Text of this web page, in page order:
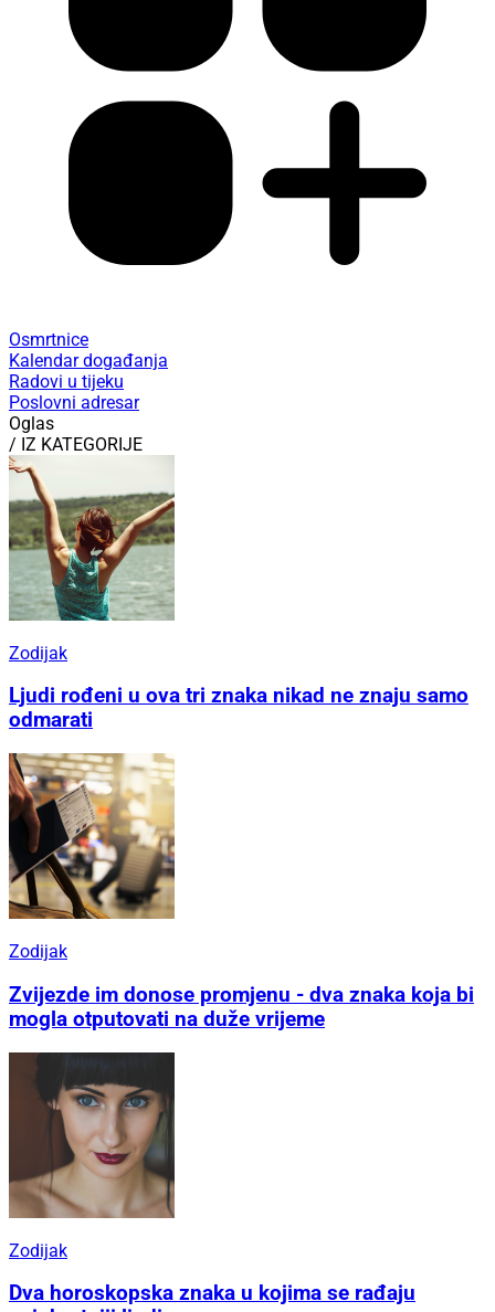
Osmrtnice
Kalendar događanja
Radovi u tijeku
Poslovni adresar
Oglas
/ IZ KATEGORIJE
Zodijak
Ljudi rođeni u ova tri znaka nikad ne znaju samo
odmarati
Zodijak
Zvijezde im donose promjenu - dva znaka koja bi
mogla otputovati na duže vrijeme
Zodijak
Dva horoskopska znaka u kojima se rađaju